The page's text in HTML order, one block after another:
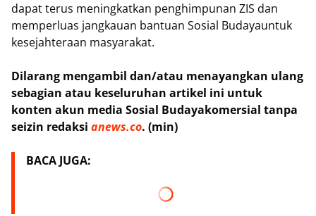
dapat terus meningkatkan penghimpunan ZIS dan
memperluas jangkauan bantuan Sosial Budayauntuk
kesejahteraan masyarakat.
Dilarang mengambil dan/atau menayangkan ulang
sebagian atau keseluruhan artikel ini untuk
konten akun media Sosial Budayakomersial tanpa
seizin redaksi anews.co. (min)
BACA JUGA: